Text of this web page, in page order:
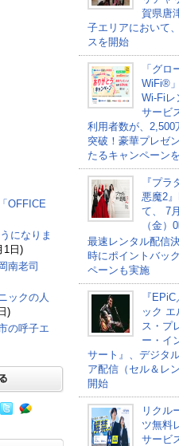
OFFICE
になりま
1日)
南老司
ックの人
)
の呼子エ
賀県唐
子エリアにおいて
スを開始
「グロ
WiFi®
Wi-Fiレ
サービ
利用者数が、2,500
突破！豪華プレゼ
たるキャンペーンを
『プラ
悪魔2
て、 7
（金）
最速レンタル配信
時にポイントバッ
ペーンも実施
『
ック エ
ス・プ
ー・イ
サート』、デジタ
ア配信（セル＆レン
開始
リクル
ツ無料
サービ